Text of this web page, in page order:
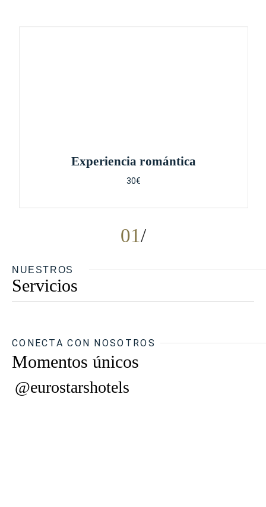
01
Experiencia romántica
30€
NUESTROS
Servicios
CONECTA CON NOSOTROS
Momentos únicos
@eurostarshotels